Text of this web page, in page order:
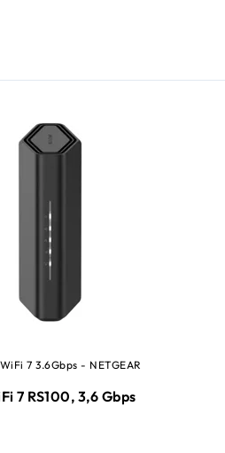
7 3.6Gbps - NETGEAR
7 RS100, 3,6 Gbps